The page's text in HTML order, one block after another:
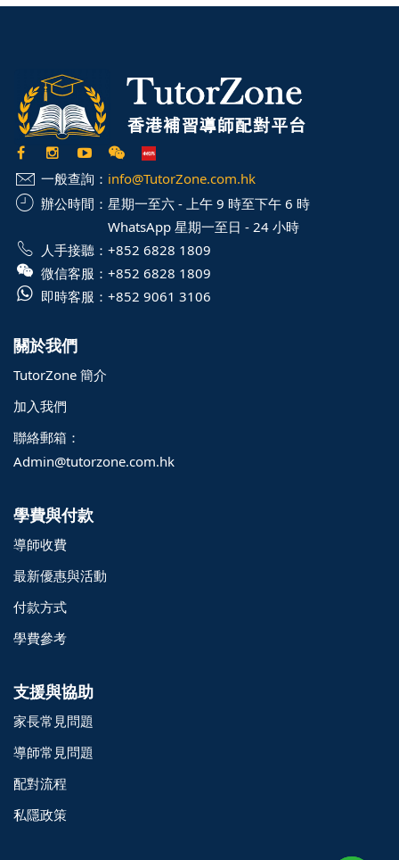
一般查詢： info@TutorZone.com.hk
辦公時間： 星期一至六 - 上午 9 時至下午 6 時
WhatsApp 星期一至日 - 24 小時
人手接聽： +852 6828 1809
微信客服： +852 6828 1809
即時客服： +852 9061 3106
關於我們
TutorZone 簡介
加入我們
聯絡郵箱：
Admin@tutorzone.com.hk
學費與付款
導師收費
最新優惠與活動
付款方式
學費參考
支援與協助
家長常見問題
導師常見問題
配對流程
私隱政策